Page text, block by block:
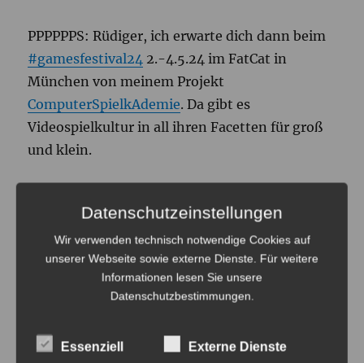
PPPPPPS: Rüdiger, ich erwarte dich dann beim
#gamesfestival24 2.-4.5.24 im FatCat in
München von meinem Projekt
ComputerSpielkAdemie. Da gibt es
Videospielkultur in all ihren Facetten für groß
und klein.
Datenschutzeinstellungen
Wir verwenden technisch notwendige Cookies auf
unserer Webseite sowie externe Dienste. Für weitere
Informationen lesen Sie unsere
Datenschutzbestimmungen
Essenziell Externe Dienste